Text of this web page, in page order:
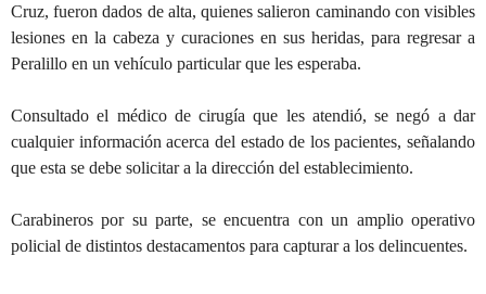
Cruz, fueron dados de alta, quienes salieron caminando con visibles
lesiones en la cabeza y curaciones en sus heridas, para regresar a
Peralillo en un vehículo particular que les esperaba.
Consultado el médico de cirugía que les atendió, se negó a dar
cualquier información acerca del estado de los pacientes, señalando
que esta se debe solicitar a la dirección del establecimiento.
Carabineros por su parte, se encuentra con un amplio operativo
policial de distintos destacamentos para capturar a los delincuentes.